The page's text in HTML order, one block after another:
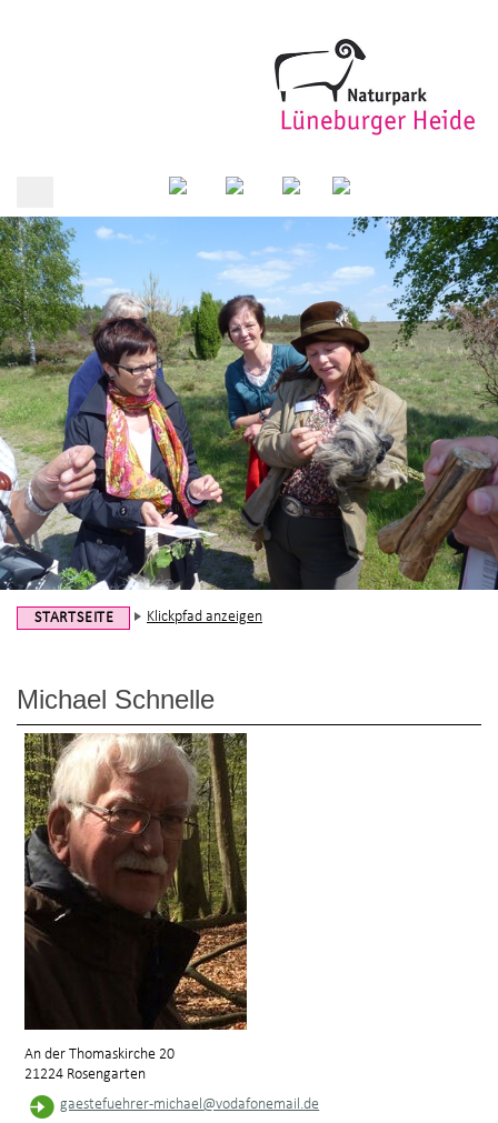
STARTSEITE Klickpfad anzeigen
Michael Schnelle
An der Thomaskirche 20
21224 Rosengarten
gaestefuehrer-michael@vodafonemail.de